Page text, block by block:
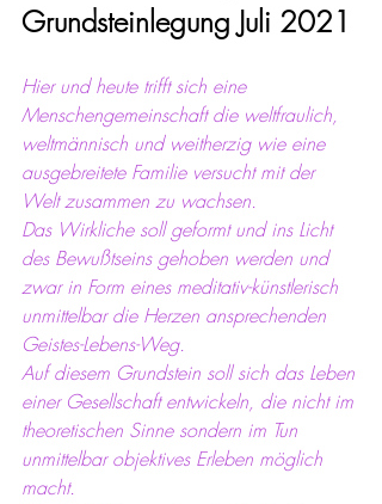
Grundsteinlegung Juli 2021
Hier und heute trifft sich eine
Menschengemeinschaft die weltfraulich,
weltmännisch und weitherzig wie eine
ausgebreitete Familie versucht mit der
Welt zusammen zu wachsen.
Das Wirkliche soll geformt und ins Licht
des Bewußtseins gehoben werden und
zwar in Form eines meditativ-künstlerisch
unmittelbar die Herzen ansprechenden
Geistes-Lebens-Weg.
Auf diesem Grundstein soll sich das Leben
einer Gesellschaft entwickeln, die nicht im
theoretischen Sinne sondern im Tun
unmittelbar objektives Erleben möglich
macht.